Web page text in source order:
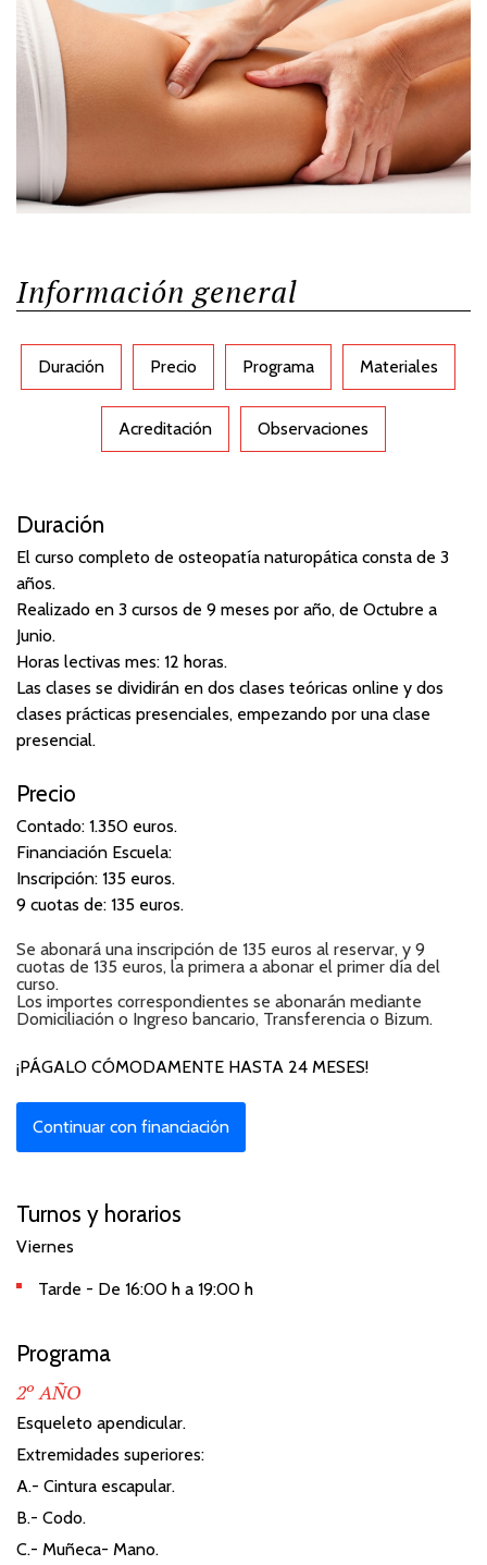
Información general
Duración Precio Programa Materiales
Acreditación Observaciones
Duración
El curso completo de osteopatía naturopática consta de 3
años.
Realizado en 3 cursos de 9 meses por año, de Octubre a
Junio.
Horas lectivas mes: 12 horas.
Las clases se dividirán en dos clases teóricas online y dos
clases prácticas presenciales, empezando por una clase
presencial.
Precio
Contado: 1.350 euros.
Financiación Escuela:
Inscripción: 135 euros.
9 cuotas de: 135 euros.
Se abonará una inscripción de 135 euros al reservar, y 9
cuotas de 135 euros, la primera a abonar el primer día del
curso.
Los importes correspondientes se abonarán mediante
Domiciliación o Ingreso bancario, Transferencia o Bizum.
¡PÁGALO CÓMODAMENTE HASTA 24 MESES!
Continuar con financiación
Turnos y horarios
Viernes
Tarde - De 16:00 h a 19:00 h
Programa
2º AÑO
Esqueleto apendicular.
Extremidades superiores:
A.- Cintura escapular.
B.- Codo.
C.- Muñeca- Mano.